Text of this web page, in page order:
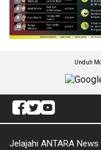
Unduh
Jelajahi ANTARA